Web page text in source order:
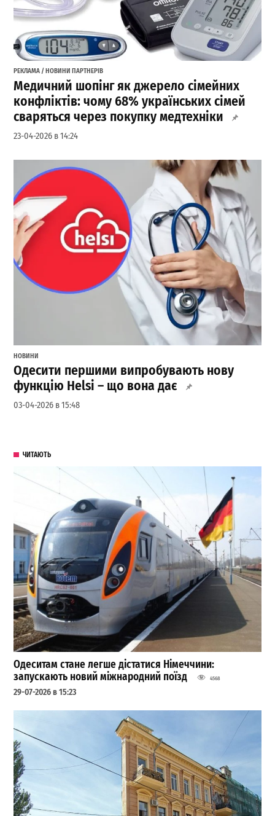
РЕКЛАМА / НОВИНИ ПАРТНЕРІВ
Медичний шопінг як джерело сімейних
конфліктів: чому 68% українських сімей
сваряться через покупку медтехніки
23-04-2026 в 14:24
НОВИНИ
Одесити першими випробувають нову
функцію Helsi – що вона дає
03-04-2026 в 15:48
ЧИТАЮТЬ
Одеситам стане легше дістатися Німеччини:
запускають новий міжнародний поїзд
4568
29-07-2026 в 15:23